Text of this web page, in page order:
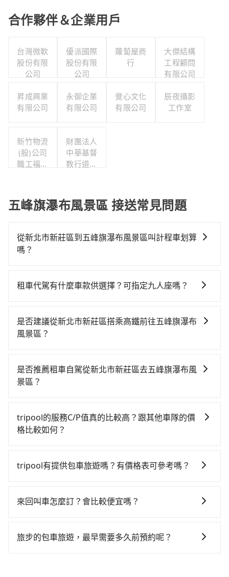
合作夥伴＆企業用戶
台灣微軟
股份有限
公司
優派國際
股份有限
公司
蘿蔔屋商
行
大傑結構
工程顧問
有限公司
昇成興業
有限公司
永御企業
有限公司
覺心文化
有限公司
辰夜攝影
工作室
新竹物流
(股)公司
職工福利
財團法人
中華基督
教行道會
五峰旗瀑布風景區 接送常見問題
從新北市新莊區到五峰旗瀑布風景區叫計程車划算
嗎？
灣大車隊、Uber、Line Taxi、Yoxi等，如果在路邊攔不
約為1,665~2,000元間，若改選tripool的專車服務可再
更便宜。但如果要考慮到回程，宜蘭縣僅有合法計程車
或服務品質上，tripool都是你從新北市新莊區到五峰旗
瀑布風景區的最佳選擇。
租車代駕有什麼車款供選擇？可指定九人座嗎？
型車為主，車款品牌以豐田Toyota、福特Ford、福斯
VW為主，其中也有少量進口車像凌志Lexus、特斯拉
特殊需求或人數較多，需要大T保母車、20人座中巴、
40人座大巴或遊覽車，可特別填單並另外報價。
是否建議從新北市新莊區搭乘高鐵前往五峰旗瀑布
風景區？
擇，高鐵較貴、費時、轉車麻煩！板橋-南港雖然一天最
多時有92班車次，從最早07:02到23:42，過了末班車到
計程車花費約200元、車程約19分鐘。抵達高鐵站後，
步行進站、現場購票並於月台排隊的時間約20分鐘，再
排班的計程車，搭上小黃後約花50分鐘、車費900元
加轉乘之平均每人花費為510元。但如果全程使用
額外負擔120元車資，而且更會額外浪費60分鐘在轉乘
是否推薦租車自駕從新北市新莊區去五峰旗瀑布風
景區？
時不需要閉目養神（因為要自己開車），最重要的是你
當天就要來回，那在新北路邊可隨租隨借的iRent應該是
市新莊區到五峰旗瀑布風景區的花費預估為
時40元路邊停車費用預估進去，但額外的汽車保險與可
差的車款，如果人數超過四位，更是沒有較大的七人座
tripool的服務C/P值真的比較高？跟其他車隊的價
格比較如何？
市場上稍具規模且合法經營的業者，有以短程與城市為
KKDAY、KLOOK、叫車吧等。tripool旅步專注在長程
出車。由於有高效的車輛調度能力，能以市價7~8折提供
tripool有提供包車旅遊嗎？有價格表可參考嗎？
莊區的包車旅遊，從單純的單趟接送到算時間的計時包
費用，網站試算即真實價格，免去來回電話確認。一天
來回叫車怎麼訂？會比較便宜嗎？
趟車的資訊，所以如果需要來回叫車，請分兩筆訂單預
旅步的包車旅遊，最早需要多久前預約呢？